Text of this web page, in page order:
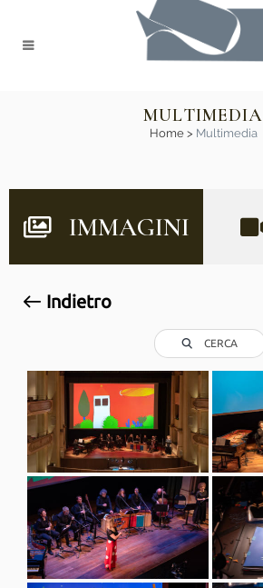
MULTIMEDIA
Home> Multimedia
IMMAGINI
Indietro
CERCA